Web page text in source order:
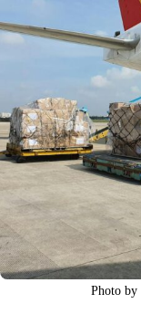
Photo by